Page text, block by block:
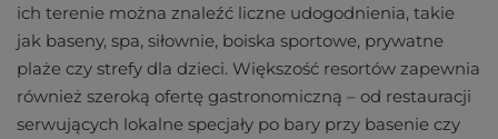
ich terenie można znaleźć liczne udogodnienia, takie
jak baseny, spa, siłownie, boiska sportowe, prywatne
plaże czy strefy dla dzieci. Większość resortów zapewnia
również szeroką ofertę gastronomiczną – od restauracji
serwujących lokalne specjały po bary przy basenie czy